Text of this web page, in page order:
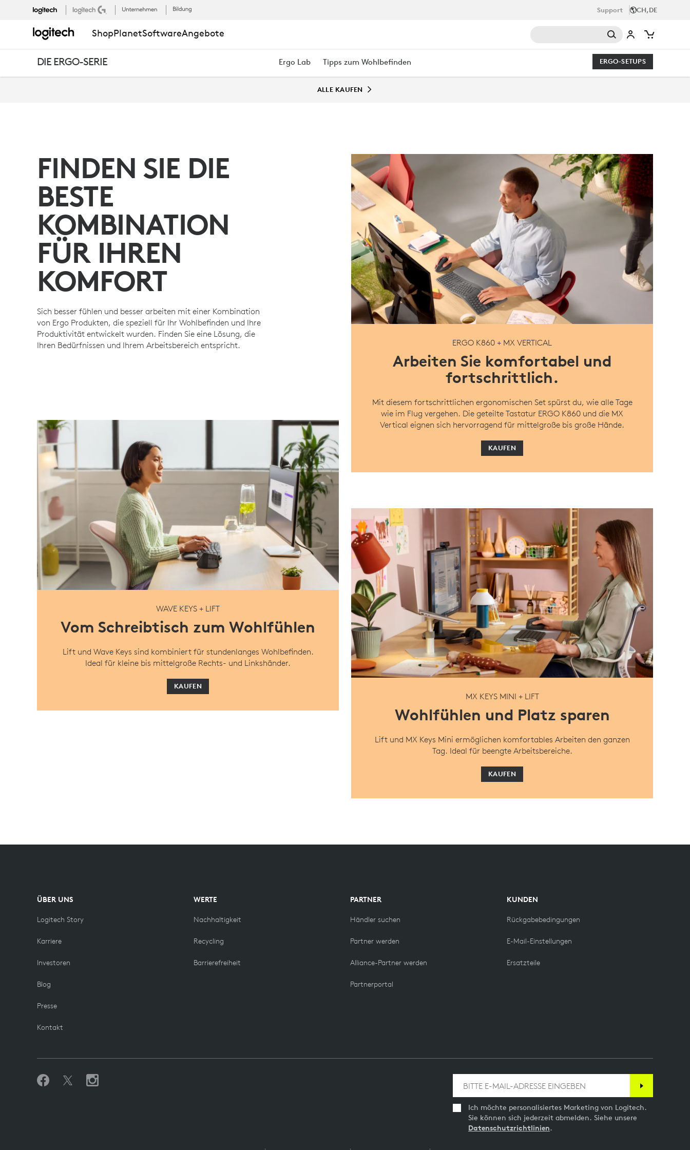
DIE
SETUPS
SERIE
Support CH,DE
ShopPlanetSoftwareAngebote
DIE ERGO-SERIE Ergo Lab Tipps zum Wohlbefinden ERGO-SETUPS
ALLE KAUFEN
FINDEN SIE DIE
BESTE
KOMBINATION
FÜR IHREN
KOMFORT
Sich besser fühlen und besser arbeiten mit einer Kombination
von Ergo Produkten, die speziell für Ihr Wohlbefinden und Ihre
Produktivität entwickelt wurden. Finden Sie eine Lösung, die
Ihren Bedürfnissen und Ihrem Arbeitsbereich entspricht.
WAVE KEYS + LIFT
Vom Schreibtisch zum Wohlfühlen
Lift und Wave Keys sind kombiniert für stundenlanges Wohlbefinden.
Ideal für kleine bis mittelgroße Rechts- und Linkshänder.
KAUFEN
ERGO K860 + MX VERTICAL
Arbeiten Sie komfortabel und
fortschrittlich.
Mit diesem fortschrittlichen ergonomischen Set spürst du, wie alle Tage
wie im Flug vergehen. Die geteilte Tastatur ERGO K860 und die MX
Vertical eignen sich hervorragend für mittelgroße bis große Hände.
KAUFEN
MX KEYS MINI + LIFT
Wohlfühlen und Platz sparen
Lift und MX Keys Mini ermöglichen komfortables Arbeiten den ganzen
Tag. Ideal für beengte Arbeitsbereiche.
KAUFEN
ÜBER UNS
Logitech Story
Karriere
Investoren
Blog
Presse
Kontakt
WERTE
Nachhaltigkeit
Recycling
Barrierefreiheit
PARTNER
Händler suchen
Partner werden
Alliance-Partner werden
Partnerportal
KUNDEN
Rückgabebedingungen
E-Mail-Einstellungen
Ersatzteile
Ich möchte personalisiertes Marketing von Logitech.
Sie können sich jederzeit abmelden. Siehe unsere
Datenschutzrichtlinien.